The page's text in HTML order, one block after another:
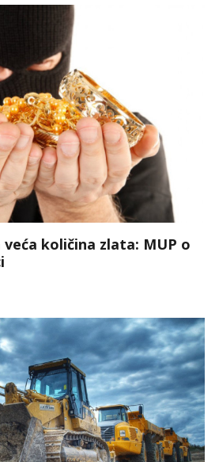
veća količina zlata: MUP o